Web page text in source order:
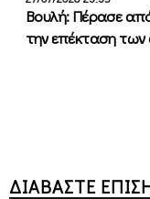
Βουλή: Πέρασε
την επέκταση
ΔΙΑΒΑΣΤΕ